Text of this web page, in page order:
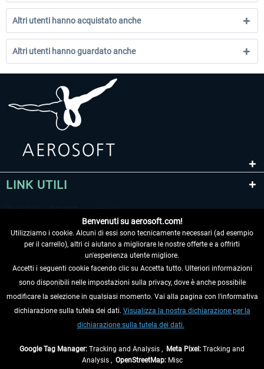
Altri utenti hanno acquistato anche
Altri utenti hanno guardato anche
LINK UTILI
RECEDERE DAL CONTRATTO
INFORMAZIONI
Benvenuti su aerosoft.com!
Utilizziamo i cookie. Alcuni di essi sono tecnicamente necessari (ad esempio
per il carrello), altri ci aiutano a migliorare le nostre offerte e a offrirti
un'esperienza utente migliore.
Accetti i seguenti cookie facendo clic su Accetta tutto. Ulteriori informazioni
sono disponibili nelle impostazioni sulla privacy, dove è anche possibile
modificare la selezione in qualsiasi momento. Vai alla pagina con l'informativa
dichiarazione sulla tutela dei dati. Visualizza la nostra dichiarazione per la
dichiarazione sulla tutela dei dati.
Google Tag Manager: Tracking and Analysis , Meta Pixel: Tracking and
Analysis , OpenStreetMap:Misc